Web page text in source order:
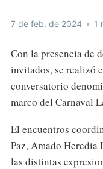
7 de feb. de 2024 • 1
Con la presencia de
invitados, se realizó
conversatorio
marco del Carnaval
El encuentros
Paz, Amado
las distintas